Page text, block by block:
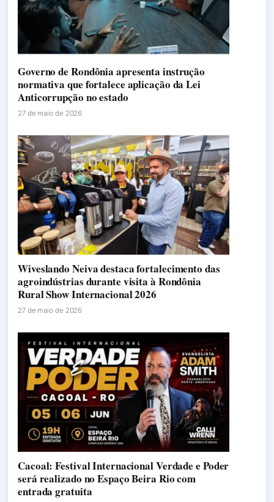
Governo de Rondônia apresenta instrução
normativa que fortalece aplicação da Lei
Anticorrupção no estado
27 de maio de 2026
Wiveslando Neiva destaca fortalecimento das
agroindústrias durante visita à Rondônia
Rural Show Internacional 2026
27 de maio de 2026
Cacoal: Festival Internacional Verdade e Poder
será realizado no Espaço Beira Rio com
entrada gratuita